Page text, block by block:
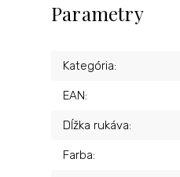
Parametry
Kategória:
EAN:
Dĺžka rukáva:
Farba: